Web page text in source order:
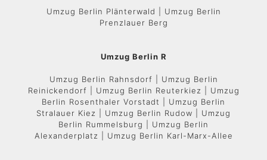
Umzug Berlin Plänterwald | Umzug Berlin
Prenzlauer Berg
Umzug Berlin R
Umzug Berlin Rahnsdorf | Umzug Berlin
Reinickendorf | Umzug Berlin Reuterkiez | Umzug
Berlin Rosenthaler Vorstadt | Umzug Berlin
Stralauer Kiez | Umzug Berlin Rudow | Umzug
Berlin Rummelsburg | Umzug Berlin
Alexanderplatz | Umzug Berlin Karl-Marx-Allee